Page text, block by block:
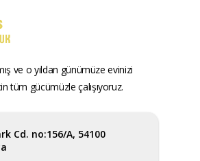
ve o yıldan günümüze evinizi
tüm gücümüzle çalışıyoruz.
Cd. no:156/A, 54100